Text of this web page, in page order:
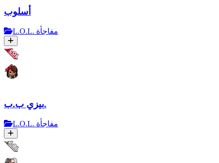
أسلوب
L.O.L. مفاجأة
بيزي ب.ب.
L.O.L. مفاجأة